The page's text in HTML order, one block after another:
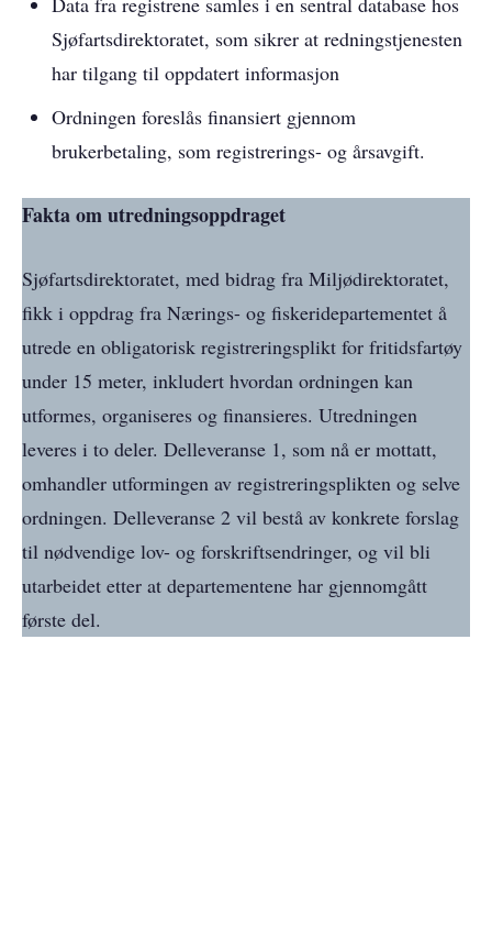
Sjøfartsdirektoratet, som sikrer at redningstjenesten
har tilgang til oppdatert informasjon
Ordningen foreslås finansiert gjennom
brukerbetaling, som registrerings- og årsavgift.
Fakta om utredningsoppdraget
Sjøfartsdirektoratet, med bidrag fra Miljødirektoratet,
fikk i oppdrag fra Nærings- og fiskeridepartementet å
utrede en obligatorisk registreringsplikt for fritidsfartøy
under 15 meter, inkludert hvordan ordningen kan
utformes, organiseres og finansieres. Utredningen
leveres i to deler. Delleveranse 1, som nå er mottatt,
omhandler utformingen av registreringsplikten og selve
ordningen. Delleveranse 2 vil bestå av konkrete forslag
til nødvendige lov- og forskriftsendringer, og vil bli
utarbeidet etter at departementene har gjennomgått
første del.